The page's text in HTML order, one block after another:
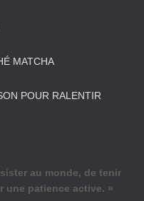
MATCHA
POUR RALENTIR
au monde, de tenir
une patience active. »